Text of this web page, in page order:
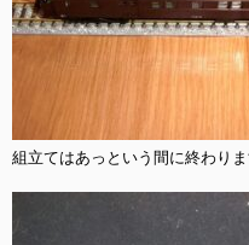
組立てはあっという間に終わりま